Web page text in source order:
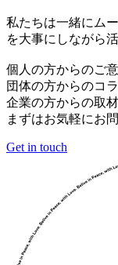
私たちは一緒にム
を大事にしながら
個人の方からのご
団体の方からのコ
企業の方からの取材
まずはお気軽にお
Get in touch